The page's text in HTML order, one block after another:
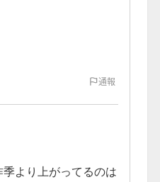
通報
より上がってるのは